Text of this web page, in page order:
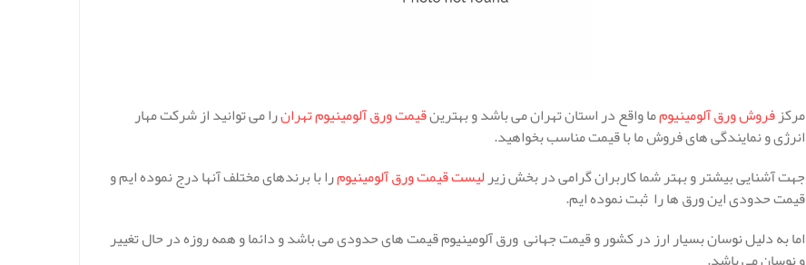
مرکزفروش ورق آلومینیومما واقع در استان تهران می باشد و بهترینقیمت ورق آلومینیوم تهرانرا می توانید از شرکت مهار
انرژی و نمایندگی های فروش ما با قیمت مناسب بخواهید.
جهت آشنایی بیشتر و بهتر شما کاربران گرامی در بخش زیرلیست قیمت ورق آلومینیومرا با برندهای مختلف آنها درج نموده ایم و
قیمت حدودی این ورق ها را ثبت نموده ایم.
اما به دلیل نوسان بسیار ارز در کشور و قیمت جهانی ورق آلومینیوم قیمت های حدودی می باشد و دائما و همه روزه در حال تغییر